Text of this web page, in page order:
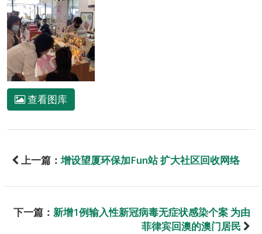
查看图库
上一篇： 增设望厦环保加Fun站 扩大社区回收网络
下一篇： 新增1例输入性新冠病毒无症状感染个案 为由
菲律宾回澳的澳门居民